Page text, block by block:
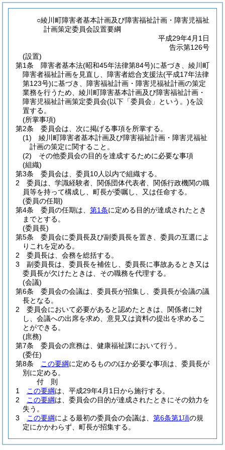
○綾川町障害者基本計画及び障害福祉計画・障害児福祉
計画策定委員会設置要綱
平成29年4月1日
告示第126号
(設置)
第1条
障害者基本法(昭和45年法律第84号)に基づき、綾川町
障害者福祉計画を見直し、障害者総合支援法(平成17年法律
第123号)に基づき、障害福祉計画・障害児福祉計画の策定
業務を行うため、綾川町障害基本計画及び障害福祉計画・
障害児福祉計画策定委員会(以下「委員会」という。)を設
置する。
(所掌事項)
第2条
委員会は、次に掲げる事項を所掌する。
(1)
綾川町障害者基本計画及び障害福祉計画・障害児福祉
計画の策定に関すること。
(2)
その他委員会の目的を達成するために必要な事項
(組織)
第3条
委員会は、委員10人以内で組織する。
2
委員は、学識経験者、関係団体代表者、関係行政機関の職
員等を持って構成し、町長が委嘱し、又は任命する。
(委員の任期)
第4条
委員の任期は、 第1条に定める目的が達成されたとき
までとする。
(委員長)
第5条
委員会に委員長及び副委員長を置き、委員の互選によ
りこれを定める。
2
委員長は、会務を総括する。
3
副委員長は、委員長を補佐し、委員長に事故あるとき又は
委員長が欠けたときは、その職務を代理する。
(会議)
第6条
委員会の会議は、委員長が招集し、委員長が会議の議
長となる。
2
委員会において必要があると認めたときは、関係者に対
し、会議への出席を求め、意見又は資料の提出を求めるこ
とができる。
(庶務)
第7条
委員会の庶務は、健康福祉課において行う。
(委任)
第8条
この要綱に定めるもののほか必要な事項は、委員長が
別に定める。
付 則
1
この要綱は、平成29年4月1日から施行する。
2
この要綱は、委員会の目的が達成されたときにその効力を
失う。
3
この要綱による最初の委員会の会議は、 第6条第1項の規
定にかかわらず、町長が招集する。